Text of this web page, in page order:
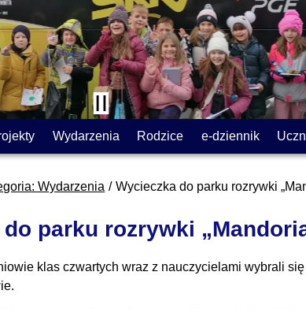
Wydarzenia Rodzice e-dziennik
Wydarzenia Wycieczka do parku rozrywki
parku rozrywki
klas czwartych wraz z nauczycielami wybrali